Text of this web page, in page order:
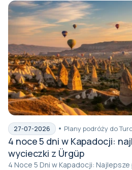
27-07-2026 Plany podróży do
4 noce 5 dni w Kapadocji:
wycieczki z Ürgüp
4 Noce 5 Dni w Kapadocji: